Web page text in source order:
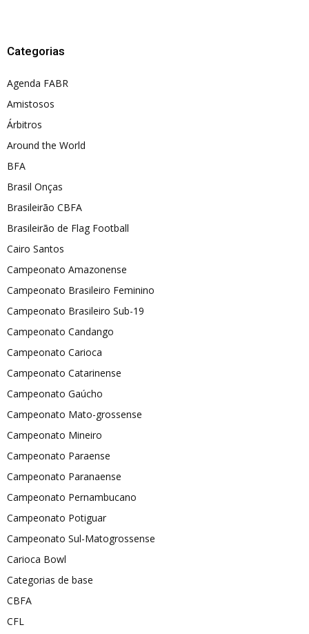
Categorias
Agenda FABR
Amistosos
Árbitros
Around the World
BFA
Brasil Onças
Brasileirão CBFA
Brasileirão de Flag Football
Cairo Santos
Campeonato Amazonense
Campeonato Brasileiro Feminino
Campeonato Brasileiro Sub-19
Campeonato Candango
Campeonato Carioca
Campeonato Catarinense
Campeonato Gaúcho
Campeonato Mato-grossense
Campeonato Mineiro
Campeonato Paraense
Campeonato Paranaense
Campeonato Pernambucano
Campeonato Potiguar
Campeonato Sul-Matogrossense
Carioca Bowl
Categorias de base
CBFA
CFL